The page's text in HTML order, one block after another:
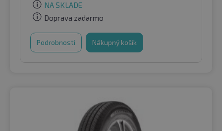
NA SKLADE
Doprava zadarmo
Podrobnosti Nákupný košík